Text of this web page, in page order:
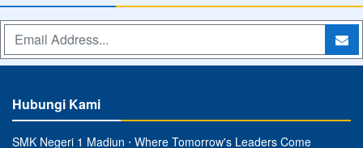
Hubungi Kami
SMK Negeri 1 Madiun ⋅ Where Tomorrow's Leaders Come